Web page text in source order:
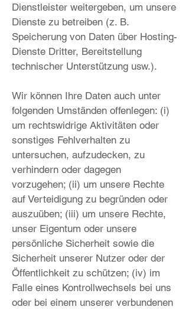
Dienstleister weitergeben, um unsere
Dienste zu betreiben (z. B.
Speicherung von Daten über Hosting-
Dienste Dritter, Bereitstellung
technischer Unterstützung usw.).
Wir können Ihre Daten auch unter
folgenden Umständen offenlegen: (i)
um rechtswidrige Aktivitäten oder
sonstiges Fehlverhalten zu
untersuchen, aufzudecken, zu
verhindern oder dagegen
vorzugehen; (ii) um unsere Rechte
auf Verteidigung zu begründen oder
auszuüben; (iii) um unsere Rechte,
unser Eigentum oder unsere
persönliche Sicherheit sowie die
Sicherheit unserer Nutzer oder der
Öffentlichkeit zu schützen; (iv) im
Falle eines Kontrollwechsels bei uns
oder bei einem unserer verbundenen